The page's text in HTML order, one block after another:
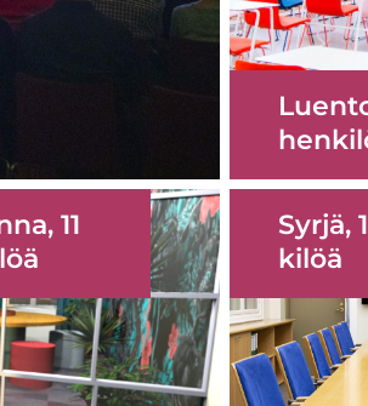
Linkki
ulkoiselle
sivulle
11
Syrjä,
ki­löä